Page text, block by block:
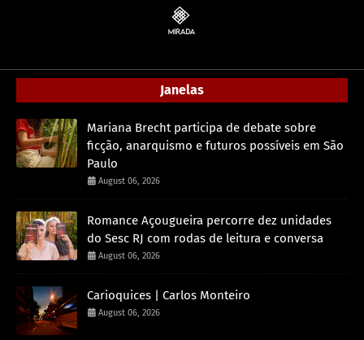
Janelas
Mariana Brecht participa de debate sobre
ficção, anarquismo e futuros possíveis em São
Paulo
August 06, 2026
Romance Açougueira percorre dez unidades
do Sesc RJ com rodas de leitura e conversa
August 06, 2026
Carioquices | Carlos Monteiro
August 06, 2026